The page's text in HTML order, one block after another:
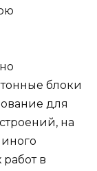
блоки
для
на
в